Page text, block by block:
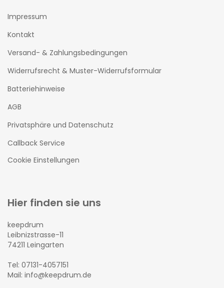
Impressum
Kontakt
Versand- & Zahlungsbedingungen
Widerrufsrecht & Muster-Widerrufsformular
Batteriehinweise
AGB
Privatsphäre und Datenschutz
Callback Service
Cookie Einstellungen
Hier finden sie uns
keepdrum
Leibnizstrasse-11
74211 Leingarten
Tel: 07131-4057151
Mail: info@keepdrum.de